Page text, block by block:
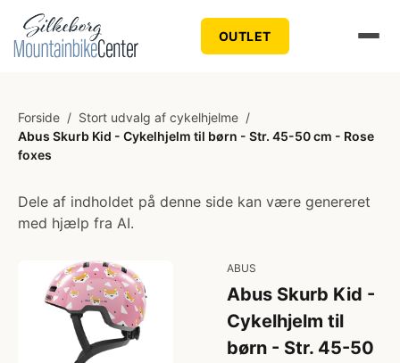
OUTLET
Forside / Stort udvalg af cykelhjelme /
Abus Skurb Kid - Cykelhjelm til børn - Str. 45-50 cm - Rose
foxes
Dele af indholdet på denne side kan være genereret
med hjælp fra AI.
ABUS
Abus Skurb Kid -
Cykelhjelm til
børn - Str. 45-50